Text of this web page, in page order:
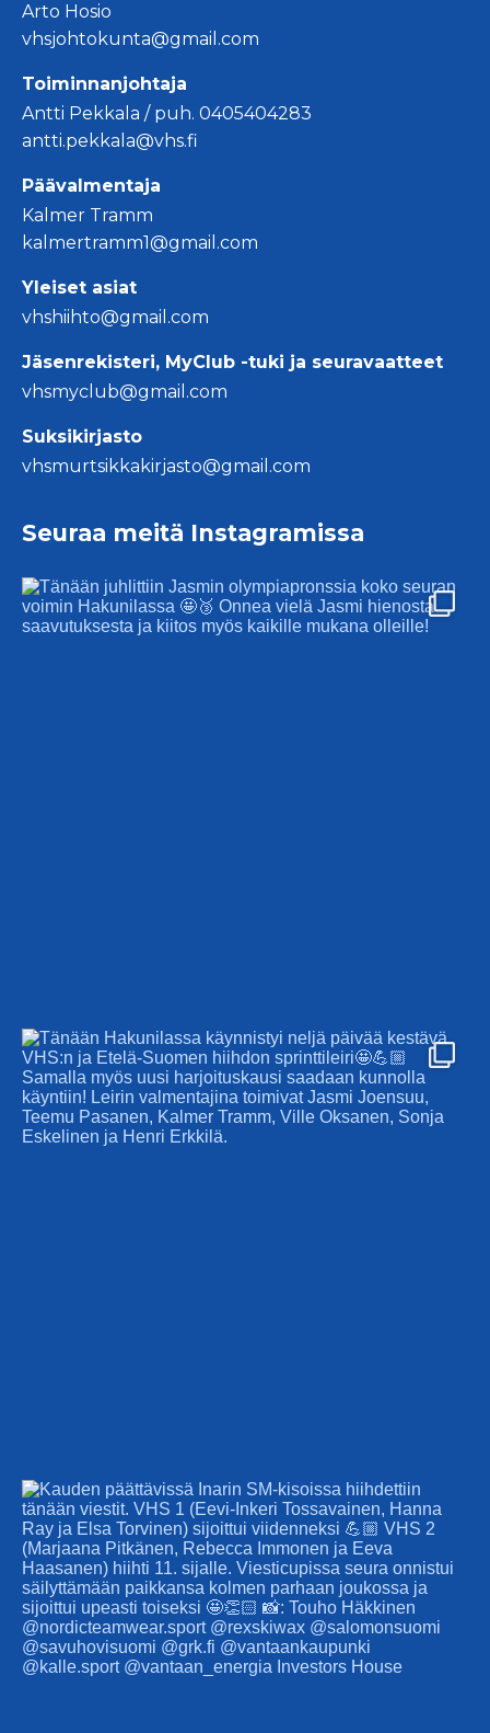
Arto Hosio
vhsjohtokunta@gmail.com
Toiminnanjohtaja
Antti Pekkala / puh. 0405404283
antti.pekkala@vhs.fi
Päävalmentaja
Kalmer Tramm
kalmertramm1@gmail.com
Yleiset asiat
vhshiihto@gmail.com
Jäsenrekisteri, MyClub -tuki ja seuravaatteet
vhsmyclub@gmail.com
Suksikirjasto
vhsmurtsikkakirjasto@gmail.com
Seuraa meitä Instagramissa